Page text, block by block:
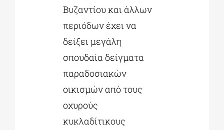
Βυζαντίου και άλλων
περιόδων έχει να
δείξει μεγάλη
σπουδαία δείγματα
παραδοσιακών
οικισμών από τους
οχυρούς
κυκλαδίτικους